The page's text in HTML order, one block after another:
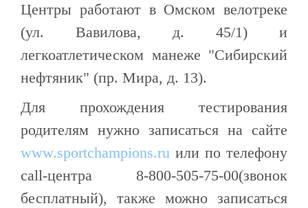
Центры работают в Омском велотреке
(ул. Вавилова, д. 45/1) и
легкоатлетическом манеже "Сибирский
нефтяник" (пр. Мира, д. 13).
Для прохождения тестирования
родителям нужно записаться на сайте
www.sportchampions.ru или по телефону
call-центра 8-800-505-75-00(звонок
бесплатный), также можно записаться